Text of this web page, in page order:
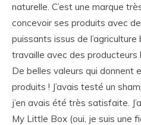
naturelle. C’est une marque
concevoir ses produits avec
puissants issus de
travaille avec des producteurs
De belles valeurs qui donnent
produits ! J’avais testé un
j’en avais été très satisfaite.
My Little Box (oui, je suis une